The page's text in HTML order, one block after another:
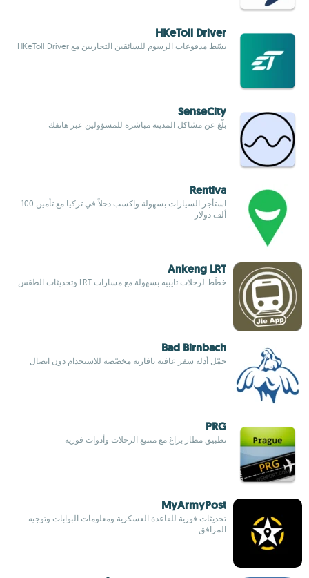
HKeToll Driver
بسّط مدفوعات الرسوم للسائقين التجاريين مع HKeToll Driver
SenseCity
بلّغ عن مشاكل المدينة مباشرة للمسؤولين عبر هاتفك
Rentiva
استأجر السيارات بسهولة واكسب دخلاً في تركيا مع تأمين 100
ألف دولار
Ankeng LRT
خطّط لرحلات تايبيه بسهولة مع مسارات LRT وتحديثات الطقس
Bad Birnbach
حمّل أدلة سفر عافية بافارية مخصّصة للاستخدام دون اتصال
PRG
تطبيق مطار براغ مع متتبع الرحلات وأدوات فورية
MyArmyPost
تحديثات فورية للقاعدة العسكرية ومعلومات البوابات وتوجيه
المرافق